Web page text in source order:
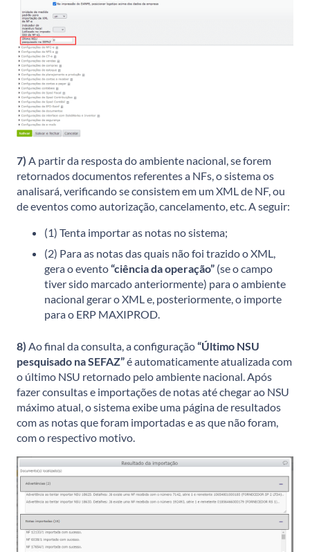
7) A partir da resposta do ambiente nacional, se forem
retornados documentos referentes a NFs, o sistema os
analisará, verificando se consistem em um XML de NF, ou
de eventos como autorização, cancelamento, etc. A seguir:
(1) Tenta importar as notas no sistema;
(2) Para as notas das quais não foi trazido o XML,
gera o evento“ciência da operação” (se o campo
tiver sido marcado anteriormente) para o ambiente
nacional gerar o XML e, posteriormente, o importe
para o ERP MAXIPROD.
8) Ao final da consulta, a configuração“Último NSU
pesquisado na SEFAZ”é automaticamente atualizada com
o último NSU retornado pelo ambiente nacional. Após
fazer consultas e importações de notas até chegar ao NSU
máximo atual, o sistema exibe uma página de resultados
com as notas que foram importadas e as que não foram,
com o respectivo motivo.